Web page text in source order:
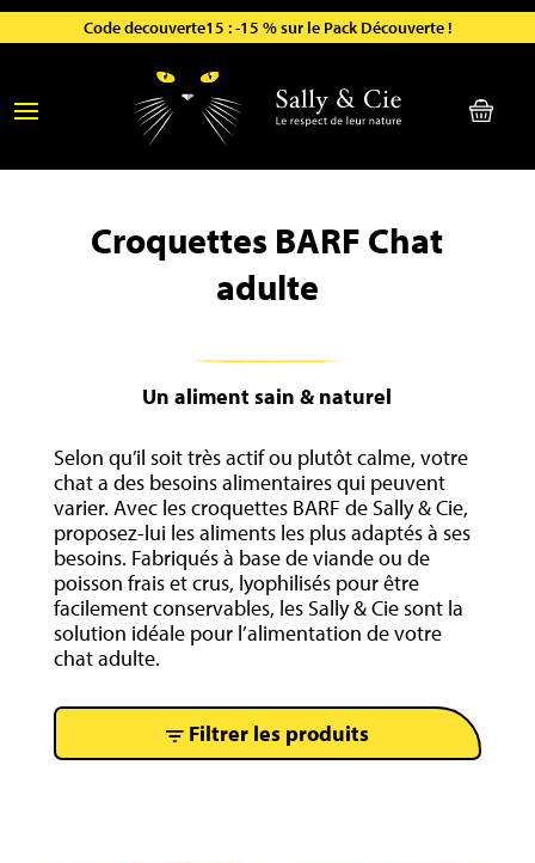
Code decouverte15 : -15 % sur le Pack Découverte !
Avec l’abonnement : -10 % à vie sur toute la boutique !
Croquettes BARF Chat
adulte
Un aliment sain & naturel
Selon qu’il soit très actif ou plutôt calme, votre
chat a des besoins alimentaires qui peuvent
varier. Avec les croquettes BARF de Sally & Cie,
proposez-lui les aliments les plus adaptés à ses
besoins. Fabriqués à base de viande ou de
poisson frais et crus, lyophilisés pour être
facilement conservables, les Sally & Cie sont la
solution idéale pour l’alimentation de votre
chat adulte.
Filtrer les produits